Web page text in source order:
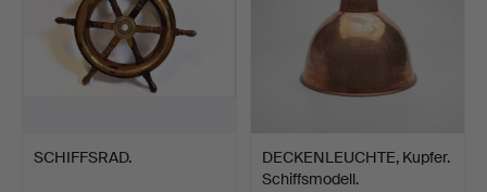
SCHIFFSRAD.
DECKENLEUCHTE, Kupfer.
Schiffsmodell.